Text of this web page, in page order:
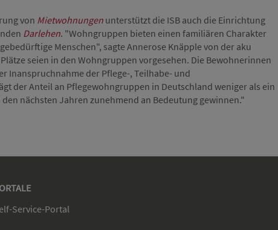
von Mietwohnungen unterstützt die ISB auch die Einrichtung
Darlehen. "Wohngruppen bieten einen familiären Charakter
Menschen", sagte Annerose Knäpple von der aku
seien in den Wohngruppen vorgesehen. Die Bewohnerinnen
Inanspruchnahme der Pflege-, Teilhabe- und
der Anteil an Pflegewohngruppen in Deutschland weniger als ein
nächsten Jahren zunehmend an Bedeutung gewinnen."
Service-Portal